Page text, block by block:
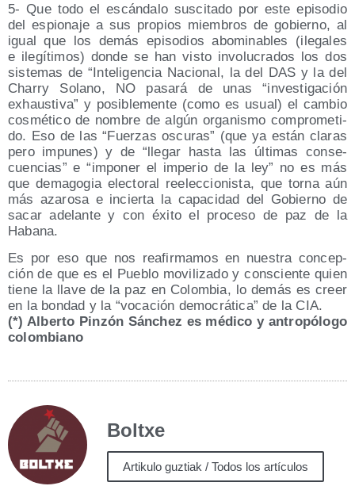
5- Que todo el escán­da­lo sus­ci­ta­do por este epi­so­dio
del espio­na­je a sus pro­pios miem­bros de gobierno, al
igual que los demás epi­so­dios abo­mi­na­bles (ile­ga­les
e ile­gí­ti­mos) don­de se han vis­to invo­lu­cra­dos los dos
sis­te­mas de “Inte­li­gen­cia Nacio­nal, la del DAS y la del
Charry Solano, NO pasa­rá de unas “inves­ti­ga­ción
exhaus­ti­va” y posi­ble­men­te (como es usual) el cam­bio
cos­mé­ti­co de nom­bre de algún orga­nis­mo com­pro­me­ti­
do. Eso de las “Fuer­zas oscu­ras” (que ya están cla­ras
pero impu­nes) y de “lle­gar has­ta las últi­mas con­se­
cuen­cias” e “impo­ner el impe­rio de la ley” no es más
que dema­go­gia elec­to­ral reelec­cio­nis­ta, que tor­na aún
más aza­ro­sa e incier­ta la capa­ci­dad del Gobierno de
sacar ade­lan­te y con éxi­to el pro­ce­so de paz de la
Habana.
Es por eso que nos reafir­ma­mos en nues­tra con­cep­
ción de que es el Pue­blo movi­li­za­do y cons­cien­te quien
tie­ne la lla­ve de la paz en Colom­bia, lo demás es creer
en la bon­dad y la “voca­ción demo­crá­ti­ca” de la CIA.
(*) Alber­to Pin­zón Sán­chez es médi­co y antro­pó­lo­go
colombiano
Boltxe
Artikulo guztiak / Todos los artículos